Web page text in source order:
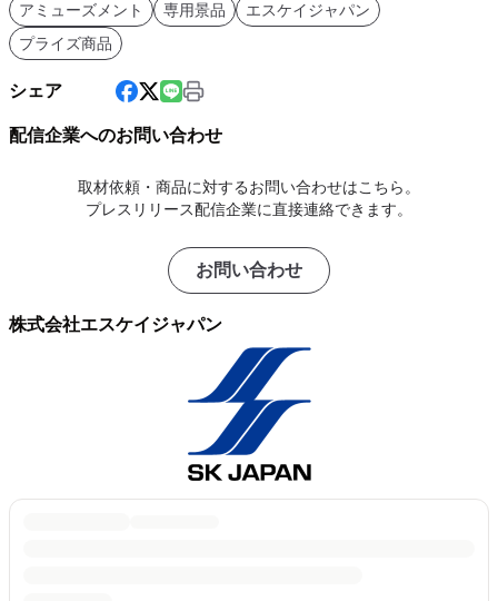
アミューズメント
専用景品
エスケイジャパン
プライズ商品
シェア
配信企業へのお問い合わせ
取材依頼・商品に対するお問い合わせはこちら。
プレスリリース配信企業に直接連絡できます。
お問い合わせ
株式会社エスケイジャパン